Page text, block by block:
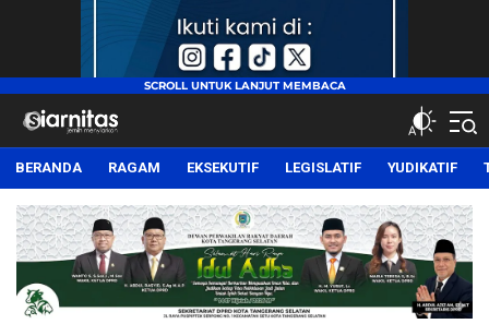
siarnitas
Jernih Menyiarkan
BERANDA RAGAM EKSEKUTIF LEGISLATIF YUDIKATIF